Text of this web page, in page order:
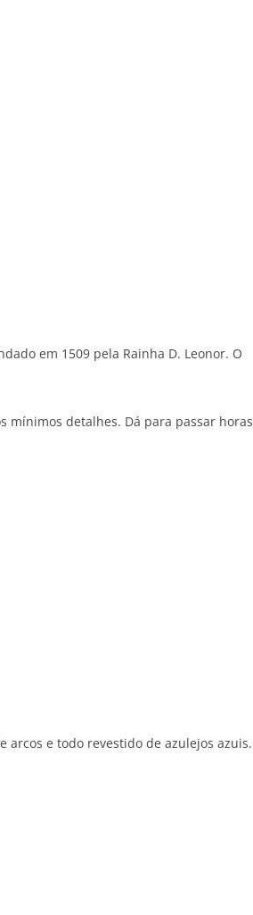
em 1509 pela Rainha D. Leonor. O
mínimos detalhes. Dá para passar horas
e todo revestido de azulejos azuis.